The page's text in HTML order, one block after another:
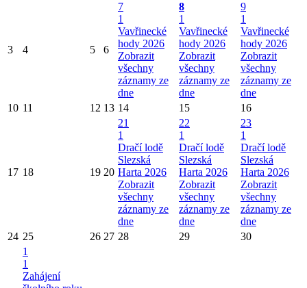
3 4 5 6
7
1
Vavřinecké
hody 2026
Zobrazit
všechny
záznamy ze
dne
8
1
Vavřinecké
hody 2026
Zobrazit
všechny
záznamy ze
dne
9
1
Vavřinecké
hody 2026
Zobrazit
všechny
záznamy ze
dne
10 11 12 13 14 15 16
17 18 19 20
21
1
Dračí lodě
Slezská
Harta 2026
Zobrazit
všechny
záznamy ze
dne
22
1
Dračí lodě
Slezská
Harta 2026
Zobrazit
všechny
záznamy ze
dne
23
1
Dračí lodě
Slezská
Harta 2026
Zobrazit
všechny
záznamy ze
dne
24 25 26 27 28 29 30
1
1
Zahájení